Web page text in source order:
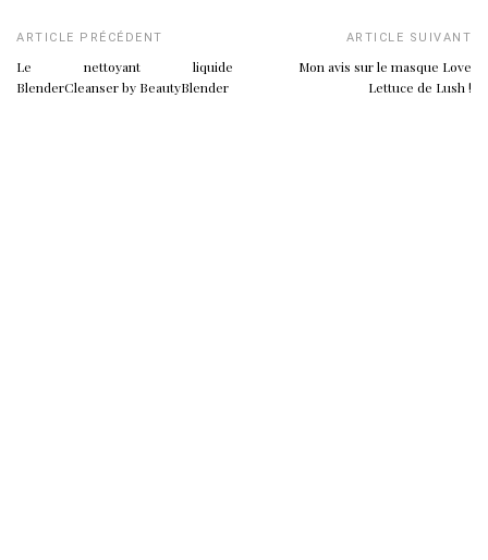
ARTICLE PRÉCÉDENT
Le nettoyant liquide
BlenderCleanser by BeautyBlender
ARTICLE SUIVANT
Mon avis sur le masque Love
Lettuce de Lush !